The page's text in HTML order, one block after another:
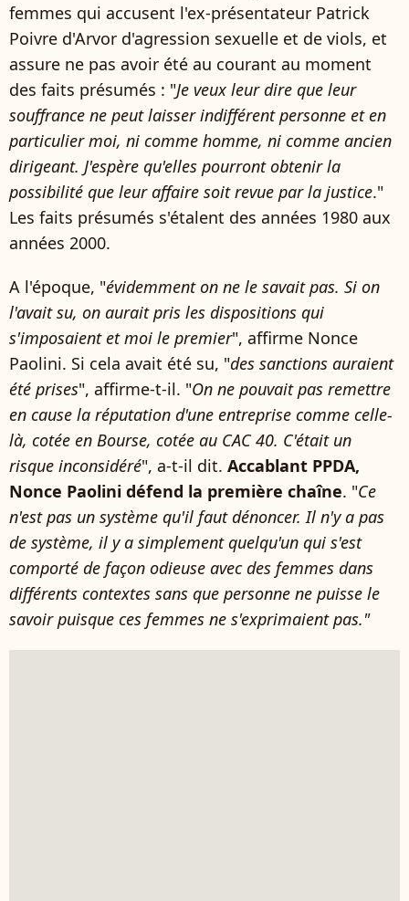
femmes qui accusent l'ex-présentateur Patrick
Poivre d'Arvor d'agression sexuelle et de viols, et
assure ne pas avoir été au courant au moment
des faits présumés : "Je veux leur dire que leur
souffrance ne peut laisser indifférent personne et en
particulier moi, ni comme homme, ni comme ancien
dirigeant. J'espère qu'elles pourront obtenir la
possibilité que leur affaire soit revue par la justice."
Les faits présumés s'étalent des années 1980 aux
années 2000.
A l'époque, "évidemment on ne le savait pas. Si on
l'avait su, on aurait pris les dispositions qui
s'imposaient et moi le premier", affirme Nonce
Paolini. Si cela avait été su, "des sanctions auraient
été prises", affirme-t-il. "On ne pouvait pas remettre
en cause la réputation d'une entreprise comme celle-
là, cotée en Bourse, cotée au CAC 40. C'était un
risque inconsidéré", a-t-il dit. Accablant PPDA,
Nonce Paolini défend la première chaîne. "Ce
n'est pas un système qu'il faut dénoncer. Il n'y a pas
de système, il y a simplement quelqu'un qui s'est
comporté de façon odieuse avec des femmes dans
différents contextes sans que personne ne puisse le
savoir puisque ces femmes ne s'exprimaient pas."